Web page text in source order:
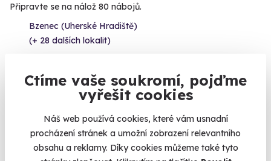
Ctíme vaše soukromí, pojďme
vyřešit cookies
Náš web používá cookies, které vám usnadní
procházení stránek a umožní zobrazení relevantního
obsahu a reklamy. Díky cookies můžeme také tyto
Připravte se na nálož 80 nábojů.
Bzenec (Uherské Hradiště)
(+ 28 dalších lokalit)
1 999 Kč
Volný termín už 11. 08. 2026